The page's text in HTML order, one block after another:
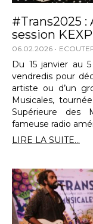
#Trans2025
session KEXP
06.02.2026
Du 15 janvier au
vendredis pour
artiste ou d’un
Musicales,
Supérieure des
fameuse radio
LIRE LA SUITE...